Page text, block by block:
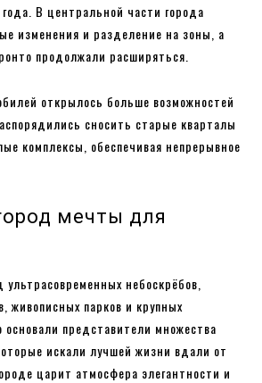
В центральной части города
изменения и разделение на зоны, а
продолжали расширяться.
открылось больше возможностей
сносить старые кварталы
комплексы, обеспечивая непрерывное
мечты для
небоскрёбов,
живописных парков и крупных
основали представители множества
искали лучшей жизни вдали от
царит атмосфера элегантности и